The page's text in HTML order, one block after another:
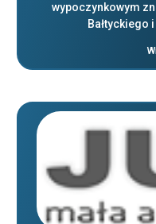
wypoczynkowym
Bałtyckiego